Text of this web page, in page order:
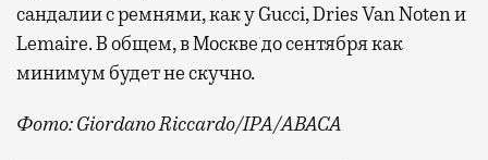
сандалии с ремнями, как у Gucci, Dries Van Noten и
Lemaire. В общем, в Москве до сентября как
минимум будет не скучно.
Фото: Giordano Riccardo/IPA/ABACA